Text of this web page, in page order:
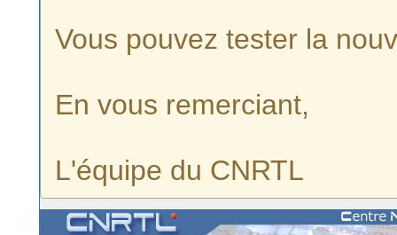
Vous pouvez tester la
En vous remerciant,
L'équipe du CNRTL